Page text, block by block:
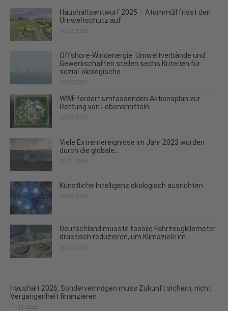
Haushaltsentwurf 2025 – Atommüll frisst den
Umweltschutz auf
14.07.2025
Offshore-Windenergie: Umweltverbände und
Gewerkschaften stellen sechs Kriterien für
sozial-ökologische...
10.06.2024
WWF fordert umfassenden Aktionsplan zur
Rettung von Lebensmitteln
24.05.2024
Viele Extremereignisse im Jahr 2023 wurden
durch die globale...
10.01.2024
Künstliche Intelligenz ökologisch ausrichten
29.09.2023
Deutschland müsste fossile Fahrzeugkilometer
drastisch reduzieren, um Klimaziele im...
26.09.2023
Haushalt 2026: Sondervermögen muss Zukunft sichern, nicht
Vergangenheit finanzieren
11.11.2025